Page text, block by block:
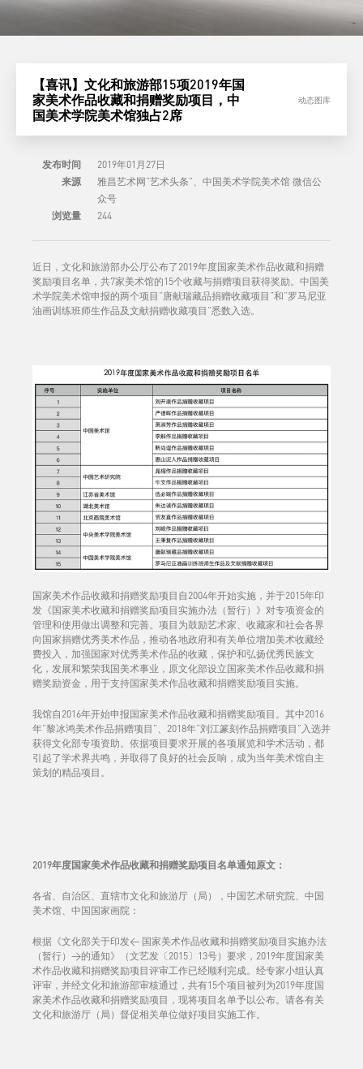
【喜讯】文化和旅游部15项2019年国
家美术作品收藏和捐赠奖励项目，中
国美术学院美术馆独占2席
动态图库
发布时间
2019年01月27日
来源
雅昌艺术网“艺术头条”、中国美术学院美术馆 微信公
众号
浏览量
244
近日，文化和旅游部办公厅公布了2019年度国家美术作品收藏和捐赠
奖励项目名单，共7家美术馆的15个收藏与捐赠项目获得奖励。中国美
术学院美术馆申报的两个项目“唐献瑞藏品捐赠收藏项目”和“罗马尼亚
油画训练班师生作品及文献捐赠收藏项目”悉数入选。
国家美术作品收藏和捐赠奖励项目自2004年开始实施，并于2015年印
发《国家美术收藏和捐赠奖励项目实施办法（暂行）》对专项资金的
管理和使用做出调整和完善。项目为鼓励艺术家、收藏家和社会各界
向国家捐赠优秀美术作品，推动各地政府和有关单位增加美术收藏经
费投入，加强国家对优秀美术作品的收藏，保护和弘扬优秀民族文
化，发展和繁荣我国美术事业，原文化部设立国家美术作品收藏和捐
赠奖励资金，用于支持国家美术作品收藏和捐赠奖励项目实施。
我馆自2016年开始申报国家美术作品收藏和捐赠奖励项目。其中2016
年“黎冰鸿美术作品捐赠项目”、2018年“刘江篆刻作品捐赠项目”入选并
获得文化部专项资助。依据项目要求开展的各项展览和学术活动，都
引起了学术界共鸣，并取得了良好的社会反响，成为当年美术馆自主
策划的精品项目。
2019年度国家美术作品收藏和捐赠奖励项目名单通知原文：
各省、自治区、直辖市文化和旅游厅（局），中国艺术研究院、中国
美术馆、中国国家画院：
根据《文化部关于印发< 国家美术作品收藏和捐赠奖励项目实施办法
（暂行）>的通知》（文艺发〔2015〕13号）要求，2019年度国家美
术作品收藏和捐赠奖励项目评审工作已经顺利完成。经专家小组认真
评审，并经文化和旅游部审核通过，共有15个项目被列为2019年度国
家美术作品收藏和捐赠奖励项目，现将项目名单予以公布。请各有关
文化和旅游厅（局）督促相关单位做好项目实施工作。